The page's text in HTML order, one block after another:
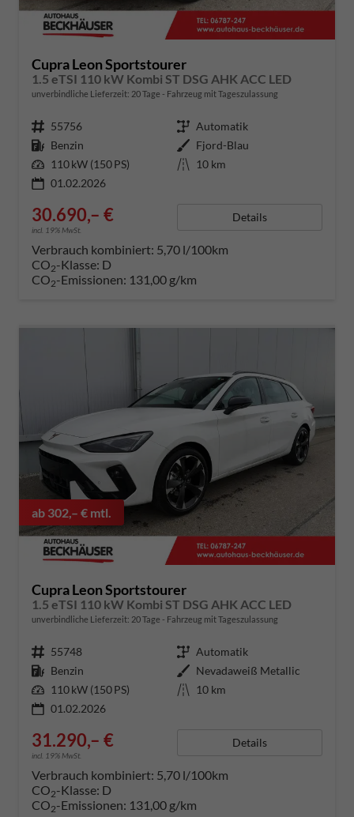
Cupra Leon Sportstourer
1.5 eTSI 110 kW Kombi ST DSG AHK ACC LED
unverbindliche Lieferzeit: 20 Tage Fahrzeug mit Tageszulassung
Fahrzeugnummer 55756 Getriebe Automatik
Kraftstoff Benzin Außenfarbe Fjord-Blau
Leistung 110 kW (150 PS) Kilometerstand 10 km
01.02.2026
30.690,– €
incl. 19% MwSt.
Details
Verbrauch kombiniert: 5,70 l/100km
CO2-Klasse: D
CO2-Emissionen: 131,00 g/km
ab 302,– € mtl.
Cupra Leon Sportstourer
1.5 eTSI 110 kW Kombi ST DSG AHK ACC LED
unverbindliche Lieferzeit: 20 Tage Fahrzeug mit Tageszulassung
Fahrzeugnummer 55748 Getriebe Automatik
Kraftstoff Benzin Außenfarbe Nevadaweiß Metallic
Leistung 110 kW (150 PS) Kilometerstand 10 km
01.02.2026
31.290,– €
incl. 19% MwSt.
Details
Verbrauch kombiniert: 5,70 l/100km
CO2-Klasse: D
CO2-Emissionen: 131,00 g/km